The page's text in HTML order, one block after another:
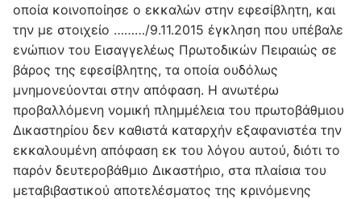
οποία κοινοποίησε ο εκκαλών στην εφεσίβλητη, και
την με στοιχείο ………/9.11.2015 έγκληση που υπέβαλε
ενώπιον του Εισαγγελέως Πρωτοδικών Πειραιώς σε
βάρος της εφεσίβλητης, τα οποία ουδόλως
μνημονεύονται στην απόφαση. Η ανωτέρω
προβαλλόμενη νομική πλημμέλεια του πρωτοβάθμιου
Δικαστηρίου δεν καθιστά καταρχήν εξαφανιστέα την
εκκαλουμένη απόφαση εκ του λόγου αυτού, διότι το
παρόν δευτεροβάθμιο Δικαστήριο, στα πλαίσια του
μεταβιβαστικού αποτελέσματος της κρινόμενης